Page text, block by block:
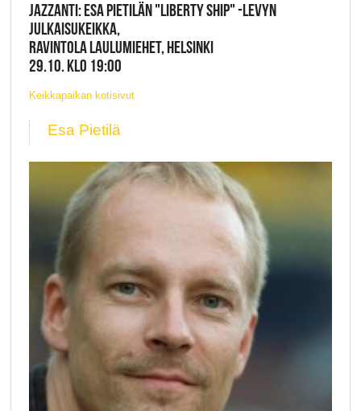
JAZZANTI: ESA PIETILÄN "LIBERTY SHIP" -LEVYN
JULKAISUKEIKKA,
RAVINTOLA LAULUMIEHET, HELSINKI
29.10. KLO 19:00
Keikkapaikan kotisivut
Esa Pietilä